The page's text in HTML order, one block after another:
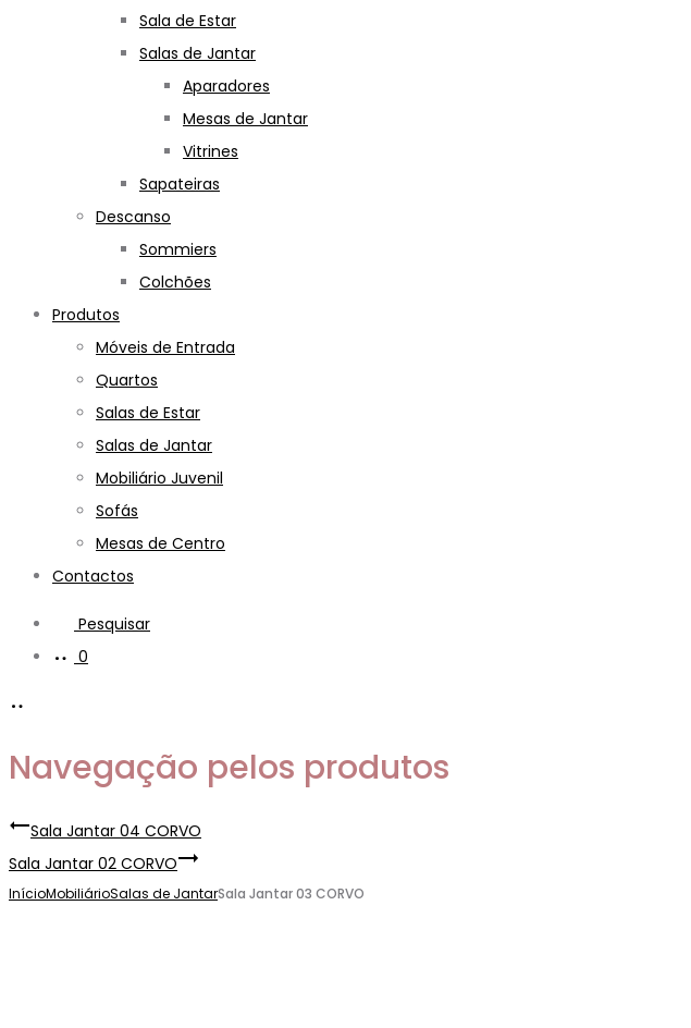
Sala de Estar
Salas de Jantar
Aparadores
Mesas de Jantar
Vitrines
Sapateiras
Descanso
Sommiers
Colchões
Produtos
Móveis de Entrada
Quartos
Salas de Estar
Salas de Jantar
Mobiliário Juvenil
Sofás
Mesas de Centro
Contactos
Pesquisar
0
Navegação pelos produtos
Sala Jantar 04 CORVO
Sala Jantar 02 CORVO
InícioMobiliárioSalas de JantarSala Jantar 03 CORVO